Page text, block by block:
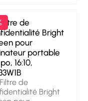
Résistant
de la
85%, Limites
de vue: 60°.
30 g
Filtre de
Bright
pour
portable
16:10,
de
Bright